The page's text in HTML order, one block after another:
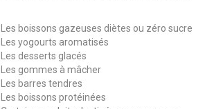
Les boissons gazeuses diètes ou zéro sucre
Les yogourts aromatisés
Les desserts glacés
Les gommes à mâcher
Les barres tendres
Les boissons protéinées